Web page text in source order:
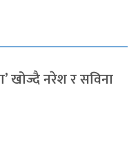
खोज्दै नरेश र सविना